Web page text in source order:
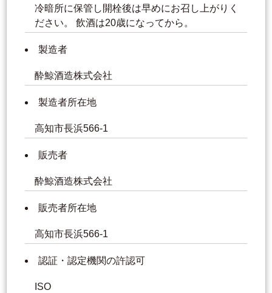
冷暗所に保管し開栓後は早めにお召し上がりく
ださい。 飲酒は20歳になってから。
製造者
酔鯨酒造株式会社
製造者所在地
高知市長浜566-1
販売者
酔鯨酒造株式会社
販売者所在地
高知市長浜566-1
認証・認定機関の許認可
ISO